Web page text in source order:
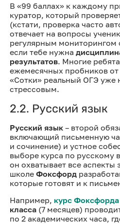
В «99 баллах» к каждому
куратор, который
(кстати, проверка часто
отвечает на вопросы
регулярным мониторингом
если тебе нужна
результатов. Многие
ежемесячных пробников от
«Сотки» реальный ОГЭ уже
стрессовым.
2.2. Русский язык
Русский язык – второй
включающий письменную
и сочинение) и устное
выборе курса по русскому
он охватывает все аспекты
школе Фоксфорд
которые готовят и к
Например, курс Фоксфорда
класса (7 месяцев)
по 2 академических часа,